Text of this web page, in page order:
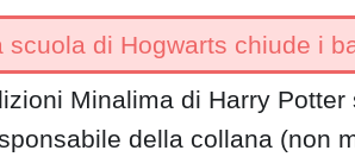
scuola di Hogwarts chiude i
Minalima di Harry Potter
della collana (non